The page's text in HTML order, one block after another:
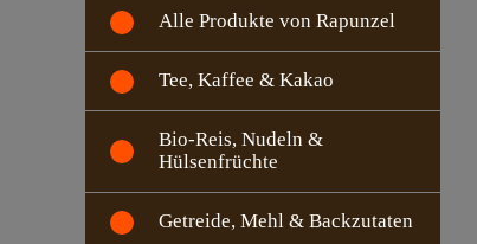
Alle Produkte von Rapunzel
Tee, Kaffee & Kakao
Bio-Reis, Nudeln &
Hülsenfrüchte
Getreide, Mehl & Backzutaten